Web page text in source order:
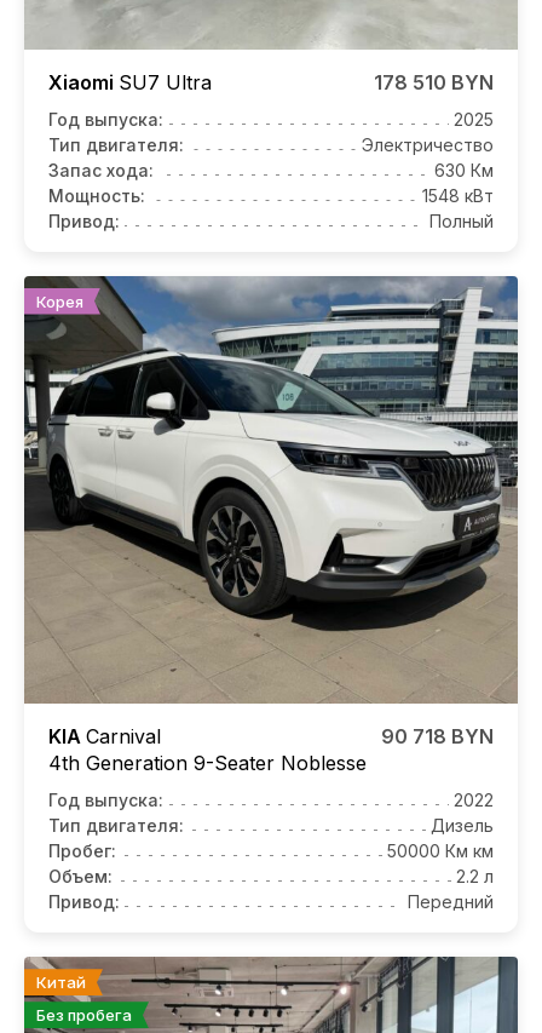
Xiaomi SU7 Ultra 178 510 BYN
Год выпуска:
2025
Тип двигателя:
Электричество
Запас хода:
630 Км
Мощность:
1548 кВт
Привод:
Полный
Корея
KIA Carnival
4th Generation 9-Seater Noblesse
90 718 BYN
Год выпуска:
2022
Тип двигателя:
Дизель
Пробег:
50000 Км км
Объем:
2.2 л
Привод:
Передний
Китай
Без пробега